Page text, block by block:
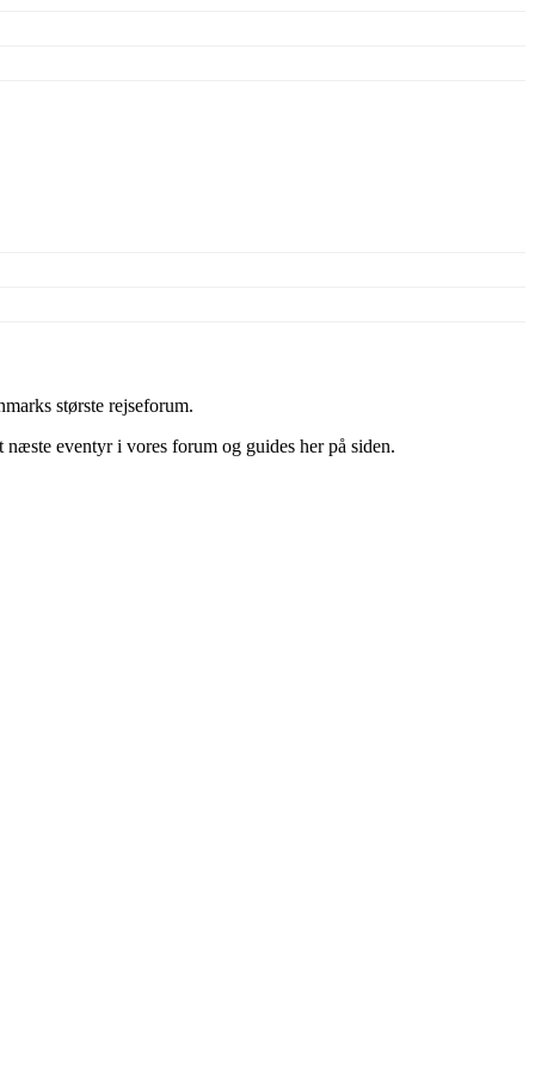
største rejseforum.
eventyr i vores forum og guides her på siden.